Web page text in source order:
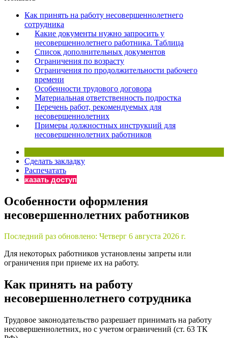
Бератор
«Практическая энциклопедия бухгалтера»
Материалы электронного журнала
«Нормативные акты для бухгалтера»
Материалы электронного журнала
«Практическая бухгалтерия»
Онлайн-сервисы «Учетная политика» и «Алгоритмы
Просто заполните форму, и мы вышлем вам на почту
Как принять на работу несовершеннолетнего
сотрудника
Какие документы нужно запросить у
несовершеннолетнего работника. Таблица
Список дополнительных документов
Ограничения по возрасту
Ограничения по продолжительности рабочего
времени
Особенности трудового договора
Материальная ответственность подростка
Перечень работ, рекомендуемых для
несовершеннолетних
Примеры должностных инструкций для
несовершеннолетних работников
Сделать закладку
Распечатать
Заказать доступ
Особенности оформления
несовершеннолетних работников
Последний раз обновлено: Четверг 6 августа 2026 г.
Для некоторых работников установлены запреты или
ограничения при приеме их на работу.
Как принять на работу
несовершеннолетнего сотрудника
Трудовое законодательство разрешает принимать на работу
несовершеннолетних, но с учетом ограничений (ст. 63 ТК